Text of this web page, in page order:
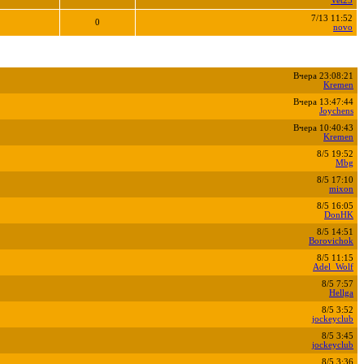
0
7/13 11:52
novo
Вчера 23:08:21
Kremen
Вчера 13:47:44
Joychens
Вчера 10:40:43
Kremen
8/5 19:52
Mbg
8/5 17:10
mixon
8/5 16:05
DonHK
8/5 14:51
Borovichok
8/5 11:15
Adel_Wolf
8/5 7:57
Hellga
8/5 3:52
jockeyclub
8/5 3:45
jockeyclub
8/5 3:36